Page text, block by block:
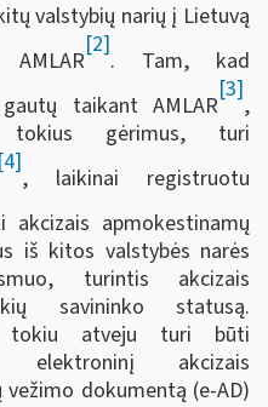
valstybių narių į Lietuvą
[2]
. Tam, kad
taikant AMLAR
[3]
,
tokius gėrimus, turi
[4]
, laikinai registruotu
akcizais apmokestinamų
iš kitos valstybės narės
turintis akcizais
savininko statusą.
tokiu atveju turi būti
elektroninį akcizais
dokumentą (e-AD)